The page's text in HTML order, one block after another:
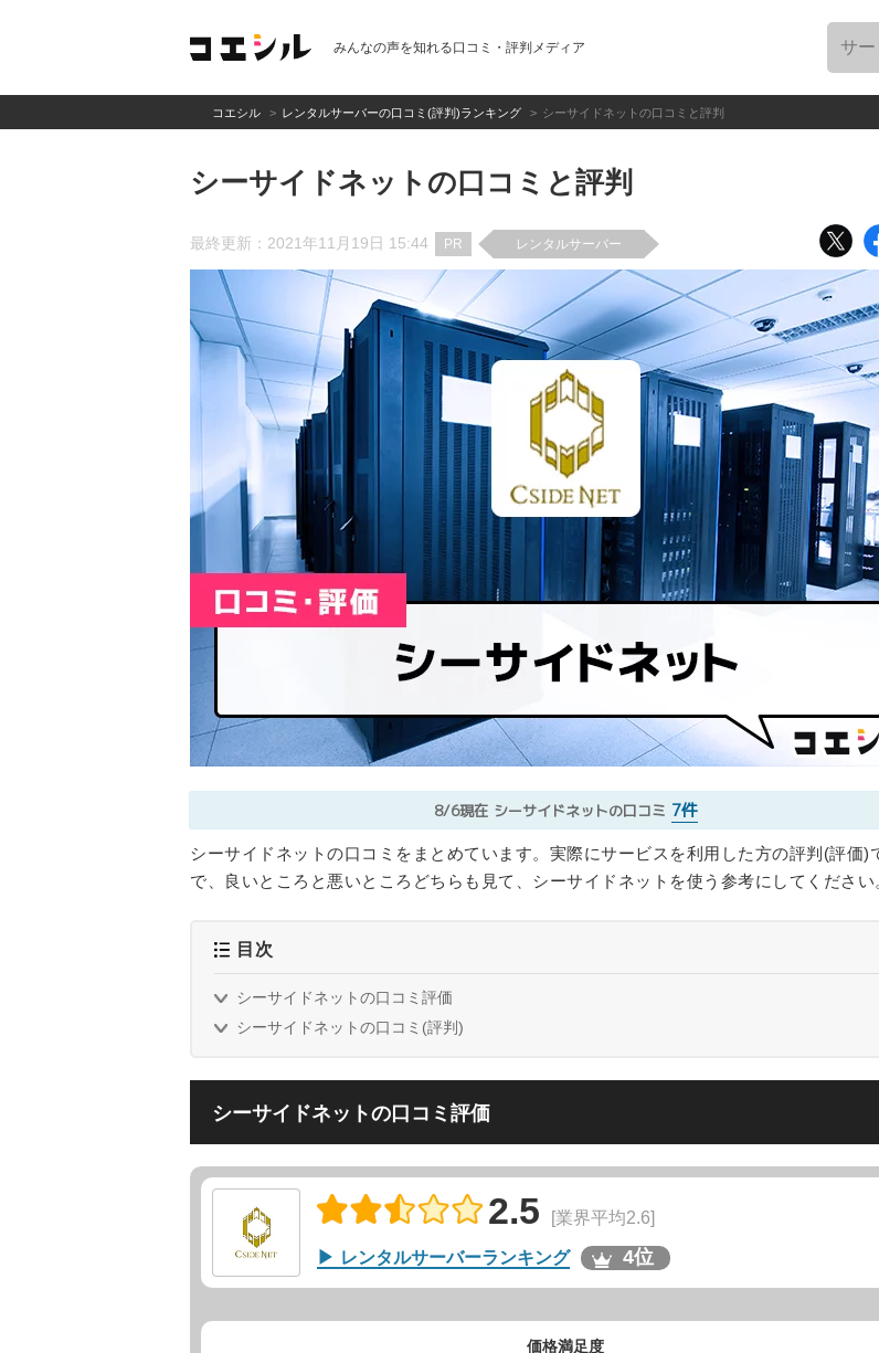
みんなの声を知れる口コミ・評判メディア
コエシル レンタルサーバーの口コミ(評判)ランキング シーサイドネットの口コミと評判
シーサイドネットの口コミと評判
最終更新：2021年11月19日 15:44 PR レンタルサーバー
8/6現在 シーサイドネットの口コミ 7件
シーサイドネットの口コミをまとめています。実際にサービスを利用した方の評判(評価)
で、良いところと悪いところどちらも見て、シーサイドネットを使う参考にしてください
目次
シーサイドネットの口コミ評価
シーサイドネットの口コミ(評判)
シーサイドネットの口コミ評価
2.5 [業界平均2.6]
レンタルサーバーランキング 4位
価格満足度